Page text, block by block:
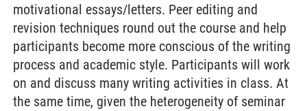
motivational essays/letters. Peer editing and
revision techniques round out the course and help
participants become more conscious of the writing
process and academic style. Participants will work
on and discuss many writing activities in class. At
the same time, given the heterogeneity of seminar